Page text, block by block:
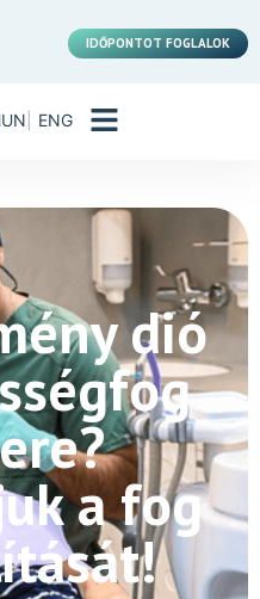
IDŐPONTOT FOGLALOK
ENG
dió
a fog